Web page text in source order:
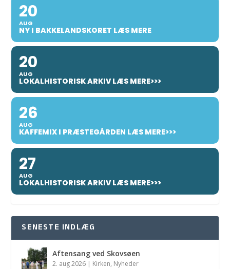
20
AUG
NY I BAKKELANDSKORET LÆS MERE
20
AUG
LOKALHISTORISK ARKIV LÆS MERE>>>
26
AUG
KAFFEMIX I PRÆSTEGÅRDEN LÆS MERE>>>
27
AUG
LOKALHISTORISK ARKIV LÆS MERE>>>
SENESTE INDLÆG
Aftensang ved Skovsøen
2. aug 2026 | Kirken, Nyheder